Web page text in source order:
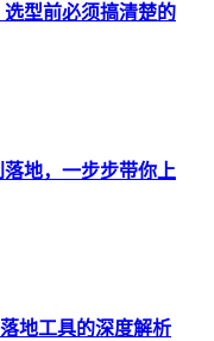
型前必须搞清楚的
地，一步步带你上
地工具的深度解析